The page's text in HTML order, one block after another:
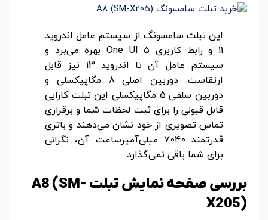
این تبلت سامسونگ از سیستم عامل اندروید
11 و رابط کاربری One UI 5 بهره می‌برد و
سیستم عامل آن تا اندروید 13 نیز قابل
ارتقاست. دوربین اصلی 8 مگاپیکسلی و
دوربین سلفی 5 مگاپیکسلی این تبلت کارایی
قابل قبولی را برای ثبت لحظات شما و برقراری
تماس تصویری از خود نشان می‌دهند و باتری
قدرتمند 7040 میلی‌آمپرساعت آن، نگرانی
برای شما باقی نمی‌گذارد.
بررسی صفحه نمایش تبلت A8 (SM-
X205)